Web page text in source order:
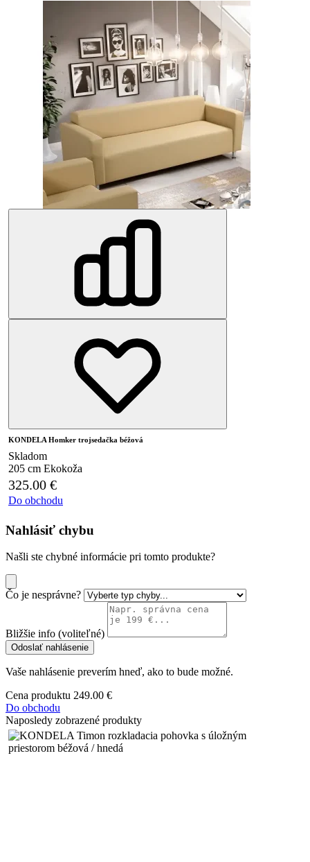
KONDELA Homker trojsedačka béžová
Skladom
205 cm Ekokoža
325.00 €
Do obchodu
Nahlásiť chybu
Našli ste chybné informácie pri tomto produkte?
Čo je nesprávne?
Bližšie info (voliteľné)
Odoslať nahlásenie
Vaše nahlásenie preverím hneď, ako to bude možné.
Cena produktu 249.00 €
Do obchodu
Naposledy zobrazené produkty